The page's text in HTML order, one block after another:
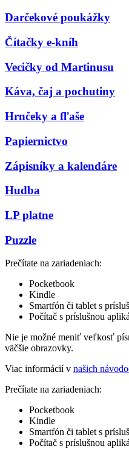
Darčekové poukážky
Čítačky e-kníh
Vecičky od Martinusu
Káva, čaj a pochutiny
Hrnčeky a fľaše
Papiernictvo
Zápisníky a kalendáre
Hudba
LP platne
Puzzle
Prečítate na zariadeniach:
Pocketbook
Kindle
Smartfón či tablet s
Počítač s príslušnou
Nie je možné meniť veľkosť
väčšie obrazovky.
Viac informácií v našich
Prečítate na zariadeniach:
Pocketbook
Kindle
Smartfón či tablet s
Počítač s príslušnou